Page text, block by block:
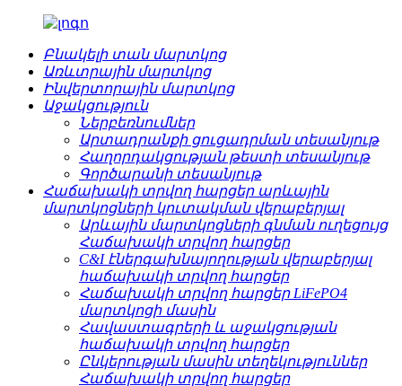
Բնակելի տան մարտկոց
Առևտրային մարտկոց
Ինվերտորային մարտկոց
Աջակցություն
Ներբեռնումներ
Արտադրանքի ցուցադրման տեսանյութ
Հաղորդակցության թեստի տեսանյութ
Գործարանի տեսանյութ
Հաճախակի տրվող հարցեր արևային
մարտկոցների կուտակման վերաբերյալ
Արևային մարտկոցների գնման ուղեցույց
Հաճախակի տրվող հարցեր
C&I էներգախնայողության վերաբերյալ
հաճախակի տրվող հարցեր
Հաճախակի տրվող հարցեր LiFePO4
մարտկոցի մասին
Հավաստագրերի և աջակցության
հաճախակի տրվող հարցեր
Ընկերության մասին տեղեկություններ
Հաճախակի տրվող հարցեր